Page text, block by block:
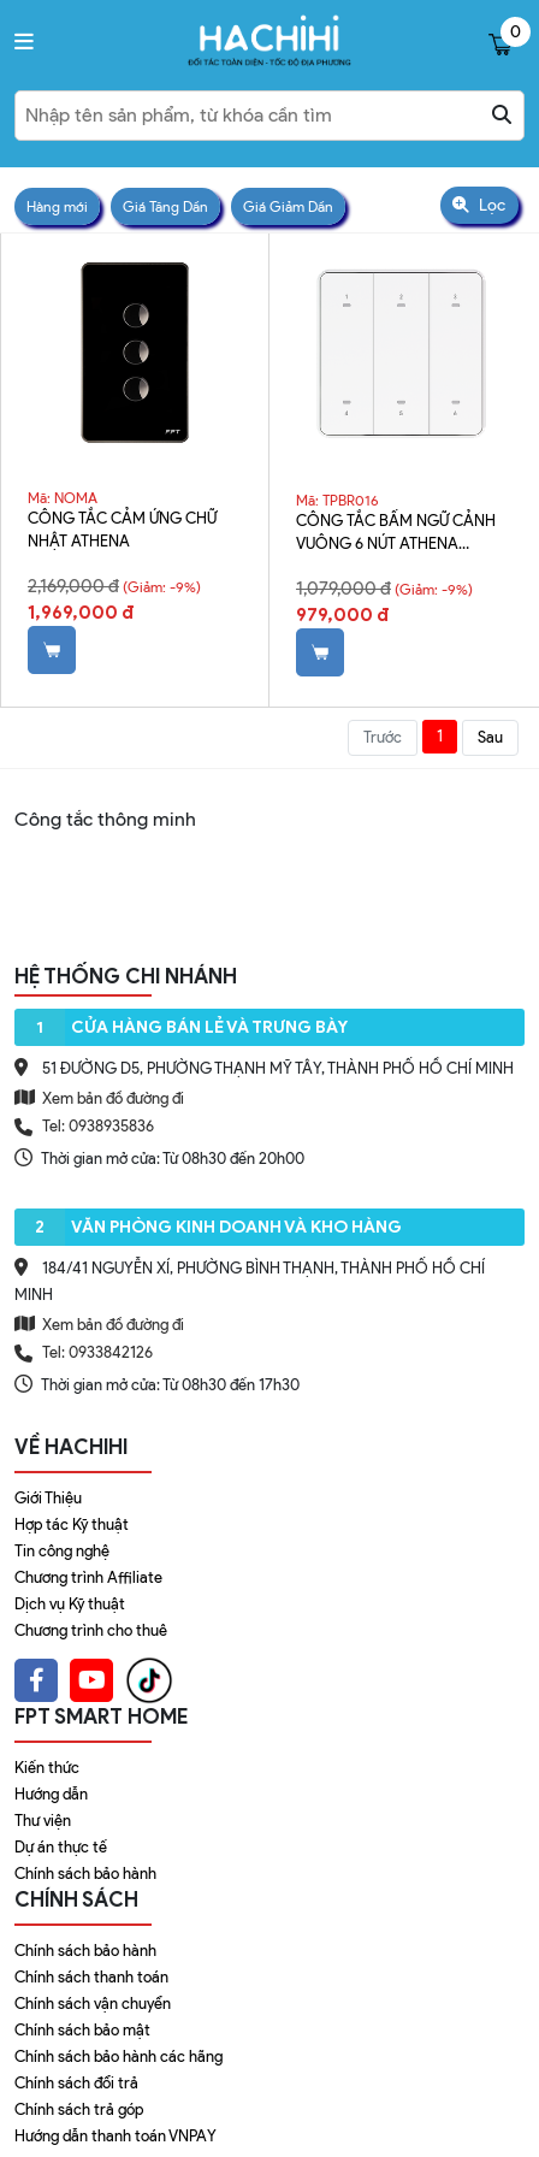
0
Hàng mới Giá Tăng Dần Giá Giảm Dần Lọc
Mã: NOMA
CÔNG TẮC CẢM ỨNG CHỮ
NHẬT ATHENA
2,169,000 đ (Giảm: -9%)
1,969,000 đ
Mã: TPBR016
CÔNG TẮC BẤM NGỮ CẢNH
VUÔNG 6 NÚT ATHENA
1,079,000 đ (Giảm: -9%)
979,000 đ
Trước 1 Sau
Công tắc thông minh
HỆ THỐNG CHI NHÁNH
1 CỬA HÀNG BÁN LẺ VÀ TRƯNG BÀY
51 ĐƯỜNG D5, PHƯỜNG THẠNH MỸ TÂY, THÀNH PHỐ HỒ CHÍ MINH
Xem bản đồ đường đi
Tel: 0938935836
Thời gian mở cửa: Từ 08h30 đến 20h00
2 VĂN PHÒNG KINH DOANH VÀ KHO HÀNG
184/41 NGUYỄN XÍ, PHƯỜNG BÌNH THẠNH, THÀNH PHỐ HỒ CHÍ
MINH
Xem bản đồ đường đi
Tel: 0933842126
Thời gian mở cửa: Từ 08h30 đến 17h30
VỀ HACHIHI
Giới Thiệu
Hợp tác Kỹ thuật
Tin công nghệ
Chương trình Affiliate
Dịch vụ Kỹ thuật
Chương trình cho thuê
FPT SMART HOME
Kiến thức
Hướng dẫn
Thư viện
Dự án thực tế
Chính sách bảo hành
CHÍNH SÁCH
Chính sách bảo hành
Chính sách thanh toán
Chính sách vận chuyển
Chính sách bảo mật
Chính sách bảo hành các hãng
Chính sách đổi trả
Chính sách trả góp
Hướng dẫn thanh toán VNPAY